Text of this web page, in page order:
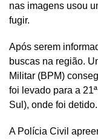
nas imagens usou
fugir.
Após serem
buscas na região.
Militar (BPM)
foi levado para a
Sul), onde foi detido.
A Polícia Civil